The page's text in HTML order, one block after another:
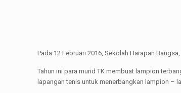
Pada 12 Februari 2016, Sekolah Harapan
Tahun ini para murid TK membuat lampion
lapangan tenis untuk menerbangkan lampion –